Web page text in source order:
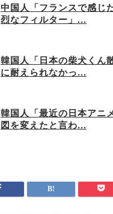
中国人「フランスで感じ
烈なフィルター」...
韓国人「日本の柴犬くん
に耐えられなかっ...
韓国人「最近の日本アニ
図を変えたと言わ...